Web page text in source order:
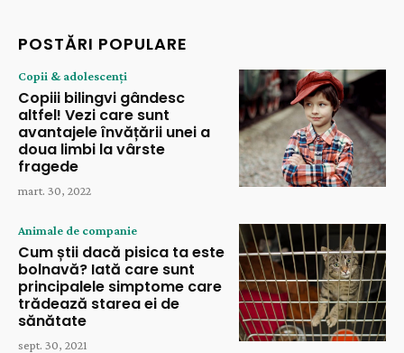
POSTĂRI POPULARE
Copii & adolescenți
Copiii bilingvi gândesc
altfel! Vezi care sunt
avantajele învățării unei a
doua limbi la vârste
fragede
mart. 30, 2022
Animale de companie
Cum știi dacă pisica ta este
bolnavă? Iată care sunt
principalele simptome care
trădează starea ei de
sănătate
sept. 30, 2021